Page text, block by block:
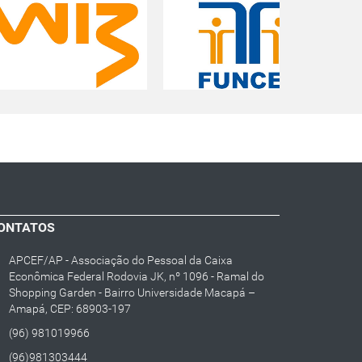
APCEF/AP - Associação do Pessoal da Caixa
Econômica Federal Rodovia JK, nº 1096 - Ramal do
Shopping Garden - Bairro Universidade Macapá –
Amapá, CEP: 68903-197
(96) 981019966
(96)981303444